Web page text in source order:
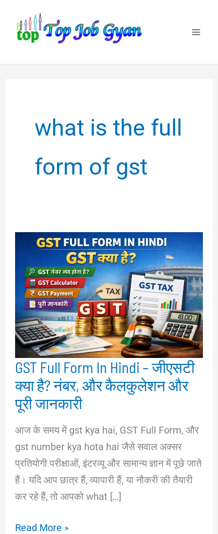
content
what is the full
form of gst
GST Full Form In Hindi – जीएसटी
क्या है? नंबर, और कैलकुलेशन और
पूरी जानकारी
आज के समय में gst kya hai, GST Full Form, और
gst number kya hota hai जैसे सवाल अक्सर
प्रतियोगी परीक्षाओं, इंटरव्यू और सामान्य ज्ञान में पूछे जाते
हैं। यदि आप छात्र हैं, व्यापारी हैं, या नौकरी की तैयारी
कर रहे हैं, तो आपको what […]
GST
Read More »